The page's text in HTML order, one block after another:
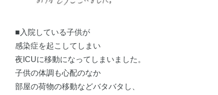
■入院している子供が
感染症を起こしてしまい
夜ICUに移動になってしまいました。
子供の体調も心配のなか
部屋の荷物の移動などバタバタし、